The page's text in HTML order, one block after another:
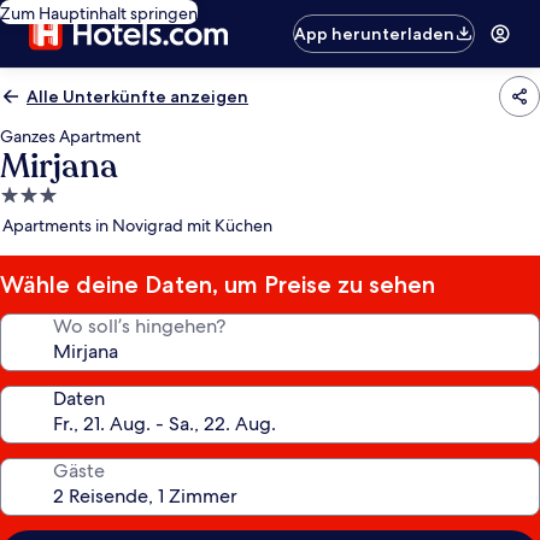
Zum Hauptinhalt springen
App herunterladen
Alle Unterkünfte anzeigen
Ganzes Apartment
Mirjana
3.0-
Sterne-
Apartments in Novigrad mit Küchen
Wähle deine Daten, um Preise zu sehen
Wo soll’s hingehen?
Daten
Gäste